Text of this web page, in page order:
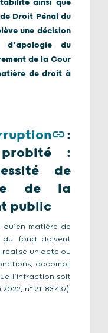
ainsi que
Droit Pénal du
une décision
du
de la Cour
de droit à
:
:
de
de la
public
matière de
du fond doivent
un acte ou
accompli
l’infraction soit
n° 21-83.437).